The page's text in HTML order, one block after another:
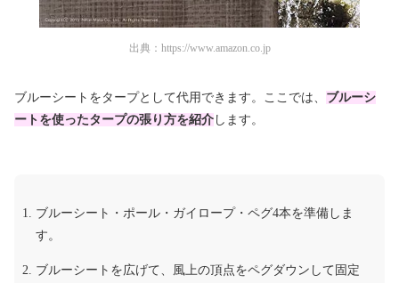
出典： https://www.amazon.co.jp
ブルーシートをタープとして代用できます。ここでは、 ブルーシ
ートを使ったタープの張り方を紹介 します。
ブルーシート・ポール・ガイロープ・ペグ4本を準備しま
す。
ブルーシートを広げて、風上の頂点をペグダウンして固定